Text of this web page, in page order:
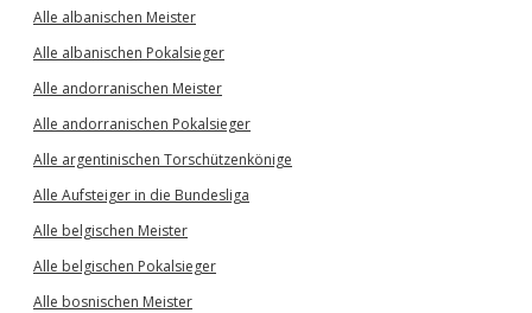
Alle albanischen Meister
Alle albanischen Pokalsieger
Alle andorranischen Meister
Alle andorranischen Pokalsieger
Alle argentinischen Torschützenkönige
Alle Aufsteiger in die Bundesliga
Alle belgischen Meister
Alle belgischen Pokalsieger
Alle bosnischen Meister